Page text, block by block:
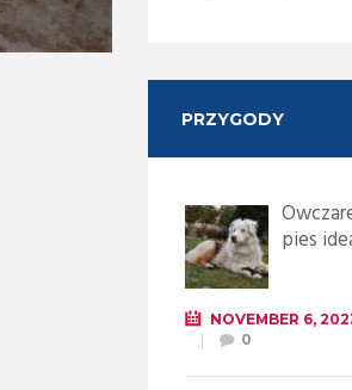
PRZYGODY
pies
NOVEMBER 6,
0